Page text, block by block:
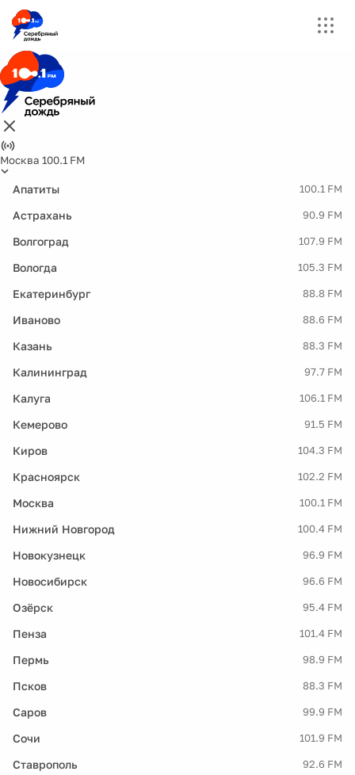
Москва 100.1 FM
Апатиты 100.1 FM
Астрахань 90.9 FM
Волгоград 107.9 FM
Вологда 105.3 FM
Екатеринбург 88.8 FM
Иваново 88.6 FM
Казань 88.3 FM
Калининград 97.7 FM
Калуга 106.1 FM
Кемерово 91.5 FM
Киров 104.3 FM
Красноярск 102.2 FM
Москва 100.1 FM
Нижний Новгород 100.4 FM
Новокузнецк 96.9 FM
Новосибирск 96.6 FM
Озёрск 95.4 FM
Пенза 101.4 FM
Пермь 98.9 FM
Псков 88.3 FM
Саров 99.9 FM
Сочи 101.9 FM
Ставрополь 92.6 FM